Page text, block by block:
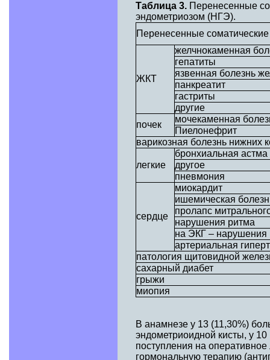
Таблица 3. Перенесенные
эндометриозом (НГЭ).
Перенесенные
ЖКТ
желчнокаменная
гепатиты
язвенная болезнь
панкреатит
гастриты
другие
почек
мочекаменная
Пиелонефрит
варикозная болезнь нижних
легкие
бронхиальная астма
другое
пневмония
сердце
миокардит
ишемическая
пролапс
нарушения ритма
на ЭКГ – нарушения
артериальная
патология щитовидной
сахарный диабет
грыжи
миопия
В анамнезе у 13 (11,30%)
эндометриоидной кисты, у
поступления на
гормональную терапию